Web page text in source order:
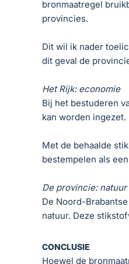
bronmaatregel
provincies.
Dit wil ik nader
dit geval de
Het Rijk: economie
Bij het bestuderen
kan worden ingezet.
Met de behaalde
bestempelen als
De provincie: natuur
De Noord-
natuur. Deze
CONCLUSIE
Hoewel de